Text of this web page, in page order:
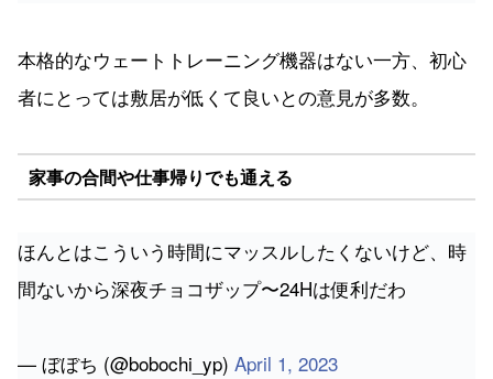
本格的なウェートトレーニング機器はない一方、初心
者にとっては敷居が低くて良いとの意見が多数。
家事の合間や仕事帰りでも通える
ほんとはこういう時間にマッスルしたくないけど、時
間ないから深夜チョコザップ〜24Hは便利だわ
— ぼぼち (@bobochi_yp) April 1, 2023